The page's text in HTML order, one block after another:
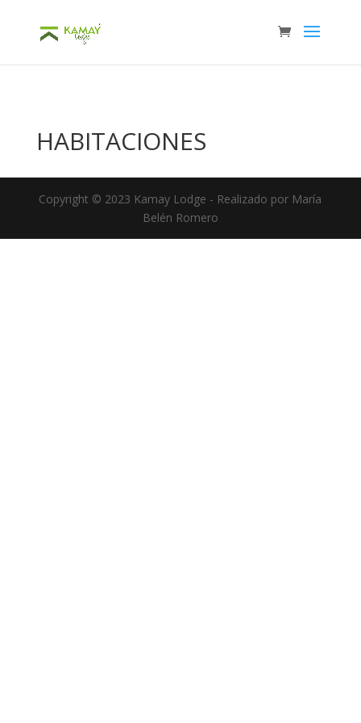
HABITACIONES
Copyright © 2023 Kamay Lodge - Realizado por María
Belén Romero